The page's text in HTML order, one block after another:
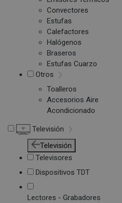
Convectores
Estufas
Calefactores
Halógenos
Braseros
Estufas Cuarzo
Otros
Toalleros
Accesorios Aire
Acondicionado
Televisión
Televisión
Televisores
Dispositivos TDT
Lectores - Grabadores